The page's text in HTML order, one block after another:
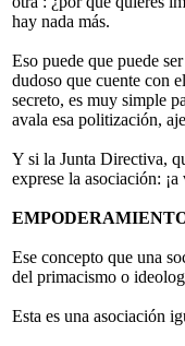
hay nada más.
Eso puede que puede
dudoso que cuente con
secreto, es muy simple
avala esa politización,
Y si la Junta Directiva,
exprese la asociación:
Ese concepto que una
del primacismo o
Esta es una asociación